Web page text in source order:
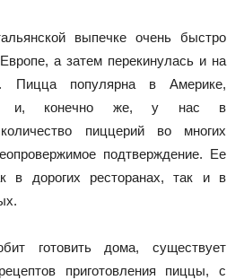
выпечке очень быстро
а затем перекинулась и на
Пицца популярна в Америке,
и, конечно же, у нас в
пиццерий во многих
подтверждение. Ее
в дорогих ресторанах, так и в
готовить дома, существует
приготовления пиццы, с